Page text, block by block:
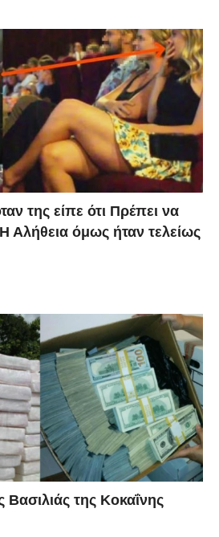
της είπε ότι Πρέπει να
Αλήθεια όμως ήταν τελείως
Βασιλιάς της Κοκαΐνης